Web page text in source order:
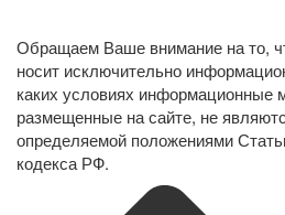
Обращаем Ваше внимание на то,
носит исключительно
каких условиях информационные
размещенные на сайте, не
определяемой положениями
кодекса РФ.